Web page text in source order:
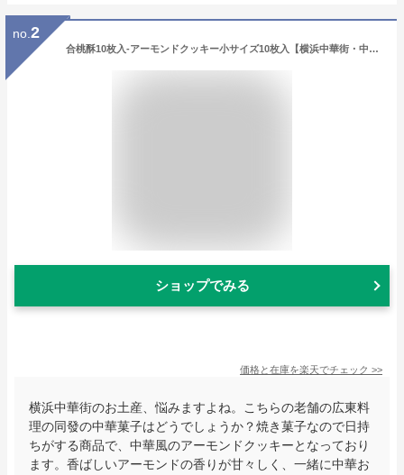
no. 2
合桃酥10枚入-アーモンドクッキー小サイズ10枚入【横浜中華街・中華菜館 同發】
ショップでみる
価格と在庫を楽天でチェック >>
横浜中華街のお土産、悩みますよね。こちらの老舗の広東料
理の同發の中華菓子はどうでしょうか？焼き菓子なので日持
ちがする商品で、中華風のアーモンドクッキーとなっており
ます。香ばしいアーモンドの香りが甘々しく、一緒に中華お